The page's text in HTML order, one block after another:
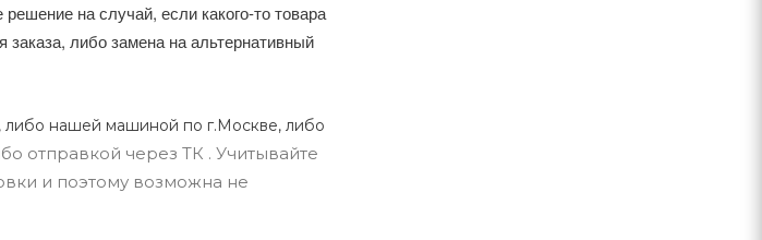
на случай, если какого-то товара
заказа, либо замена на альтернативный
либо нашей машиной по г.Москве, либо
отправкой через ТК . Учитывайте
и поэтому возможна не